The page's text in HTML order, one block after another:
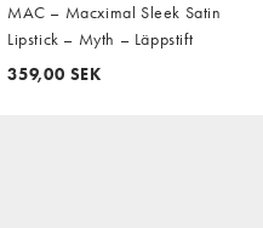
MAC – Macximal Sleek Satin
Lipstick – Myth – Läppstift
359,00 SEK